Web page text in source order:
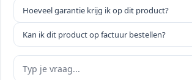
Hoeveel garantie krijg ik op dit product?
Kan ik dit product op factuur bestellen?
Je vraag